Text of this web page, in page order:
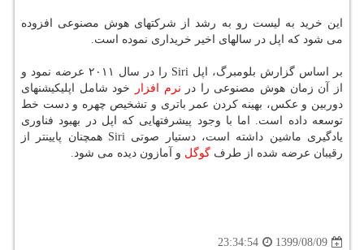
این خرید به لیست رو به رشد از شرکتهای هوش مصنوعی افزوده
می شود که اپل در سالهای اخیر خریداری نموده است.
بر اساس گزارش بلومبرگ، اپل Siri را در سال ۲۰۱۱ عرضه نمود و
از آن زمان هوش مصنوعی را در نرم افزار
خود شامل اپلیکیشنهای
دوربین و عکس، بهینه کردن عمر باتری و تشخیص چهره و دست خط
توسعه داده است. اما با وجود پیشرفتهایی که اپل در بهبود فناوری
یادگیری ماشین داشته است، دستیار صوتی Siri همچنان پایینتر از
رقیبان عرضه شده از طرف گوگل و آمازون دیده می شود.
1399/08/09
23:34:54